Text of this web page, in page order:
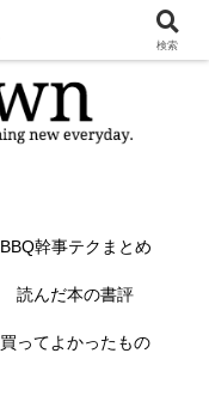
BBQ幹事テクまとめ
読んだ本の書評
買ってよかったもの
検索